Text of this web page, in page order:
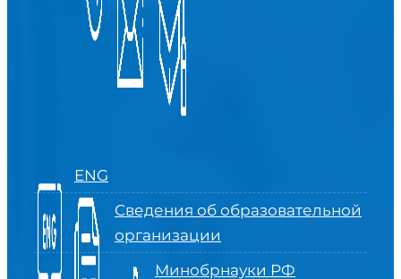
ENG
Сведения об образовательной
организации
Минобрнауки РФ